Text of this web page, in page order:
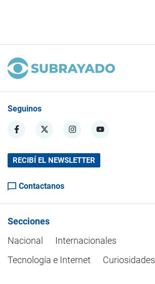
Seguinos
RECIBÍ EL NEWSLETTER
Contactanos
Secciones
Nacional
Internacionales
Tecnología e Internet
Curiosidades